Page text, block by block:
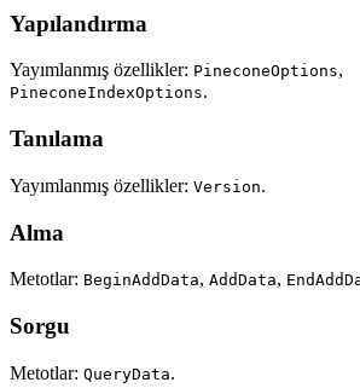
Yapılandırma
Yayımlanmış özellikler: PineconeOptions,
PineconeIndexOptions.
Tanılama
Yayımlanmış özellikler: Version.
Alma
Metotlar: BeginAddData, AddData,
Sorgu
Metotlar: QueryData.